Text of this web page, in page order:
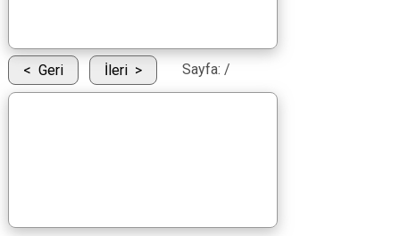
Geri İleri Sayfa: /